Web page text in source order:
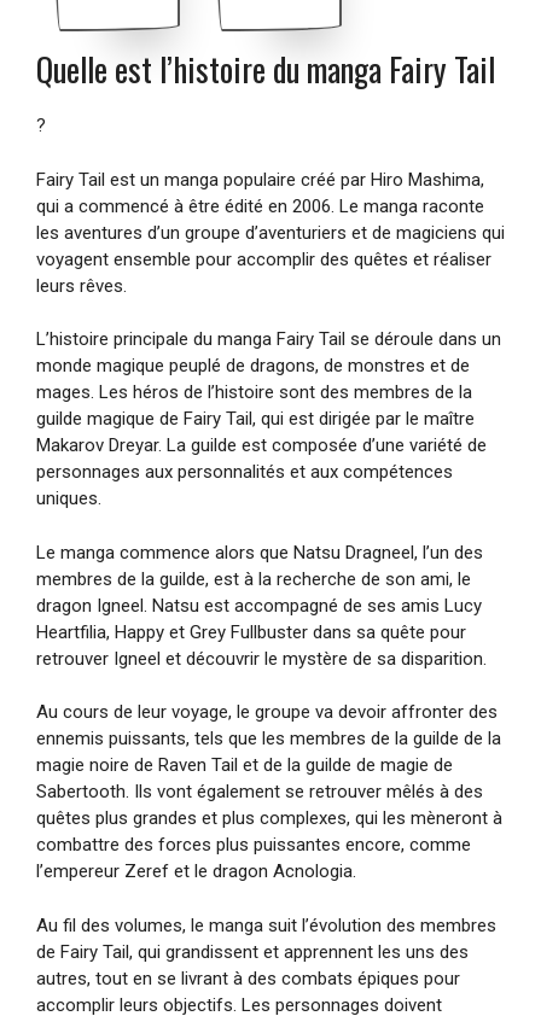
Quelle est l’histoire du manga Fairy Tail
?
Fairy Tail est un manga populaire créé par Hiro Mashima,
qui a commencé à être édité en 2006. Le manga raconte
les aventures d’un groupe d’aventuriers et de magiciens qui
voyagent ensemble pour accomplir des quêtes et réaliser
leurs rêves.
L’histoire principale du manga Fairy Tail se déroule dans un
monde magique peuplé de dragons, de monstres et de
mages. Les héros de l’histoire sont des membres de la
guilde magique de Fairy Tail, qui est dirigée par le maître
Makarov Dreyar. La guilde est composée d’une variété de
personnages aux personnalités et aux compétences
uniques.
Le manga commence alors que Natsu Dragneel, l’un des
membres de la guilde, est à la recherche de son ami, le
dragon Igneel. Natsu est accompagné de ses amis Lucy
Heartfilia, Happy et Grey Fullbuster dans sa quête pour
retrouver Igneel et découvrir le mystère de sa disparition.
Au cours de leur voyage, le groupe va devoir affronter des
ennemis puissants, tels que les membres de la guilde de la
magie noire de Raven Tail et de la guilde de magie de
Sabertooth. Ils vont également se retrouver mêlés à des
quêtes plus grandes et plus complexes, qui les mèneront à
combattre des forces plus puissantes encore, comme
l’empereur Zeref et le dragon Acnologia.
Au fil des volumes, le manga suit l’évolution des membres
de Fairy Tail, qui grandissent et apprennent les uns des
autres, tout en se livrant à des combats épiques pour
accomplir leurs objectifs. Les personnages doivent